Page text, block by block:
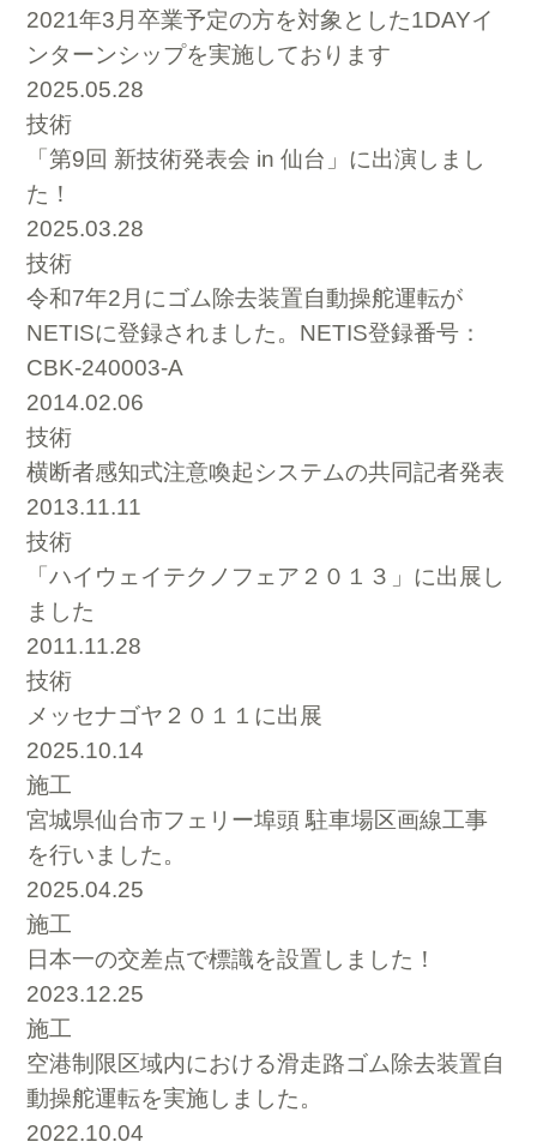
2021年3月卒業予定の方を対象とした1DAYイ
ンターンシップを実施しております
2025.05.28
技術
「第9回 新技術発表会 in 仙台」に出演しまし
た！
2025.03.28
技術
令和7年2月にゴム除去装置自動操舵運転が
NETISに登録されました。NETIS登録番号：
CBK-240003-A
2014.02.06
技術
横断者感知式注意喚起システムの共同記者発表
2013.11.11
技術
「ハイウェイテクノフェア２０１３」に出展し
ました
2011.11.28
技術
メッセナゴヤ２０１１に出展
2025.10.14
施工
宮城県仙台市フェリー埠頭 駐車場区画線工事
を行いました。
2025.04.25
施工
日本一の交差点で標識を設置しました！
2023.12.25
施工
空港制限区域内における滑走路ゴム除去装置自
動操舵運転を実施しました。
2022.10.04